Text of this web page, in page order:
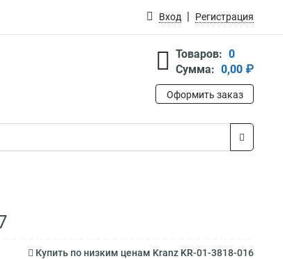
Вход Регистрация
Товаров: 0
Сумма: 0,00 ₽
Оформить заказ
Купить по низким ценам Kranz KR-01-3818-016